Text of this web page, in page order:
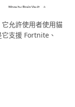
允許使用者使用貓
支援 Fortnite、